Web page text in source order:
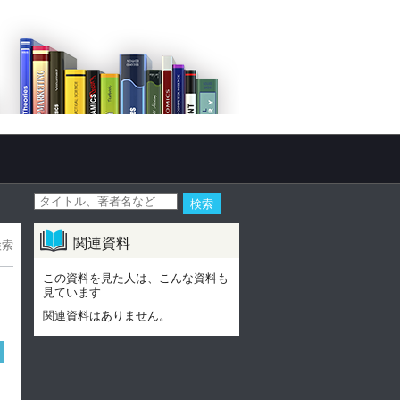
関連資料
この資料を見た人は、こんな資料も
見ています
関連資料はありません。